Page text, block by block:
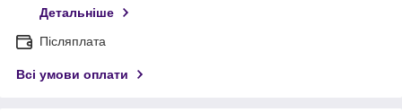
Детальніше
Післяплата
Всі умови оплати